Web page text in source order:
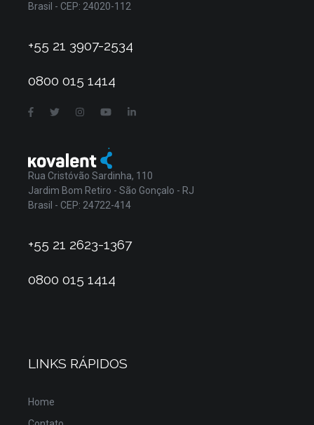
Brasil - CEP: 24020-112
+55 21 3907-2534
0800 015 1414
Rua Cristóvão Sardinha, 110
Jardim Bom Retiro - São Gonçalo - RJ
Brasil - CEP: 24722-414
+55 21 2623-1367
0800 015 1414
LINKS RÁPIDOS
Home